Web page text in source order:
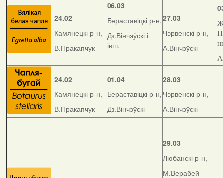
24.02
Камянецкі р-н,
В.Пракапчук
06.03
Бераставіцкі р-н,
Дз.Вінчэўскі і
інш.
27.03
Чэрвенскі р-н,
А.Вінчэўскі
24.02
Камянецкі р-н,
В.Пракапчук
01.04
Бераставіцкі р-н,
Дз.Вінчэўскі
28.03
Чэрвенскі р-н,
А.Вінчэўскі
29.03
Любанскі р-н,
М.Верабей